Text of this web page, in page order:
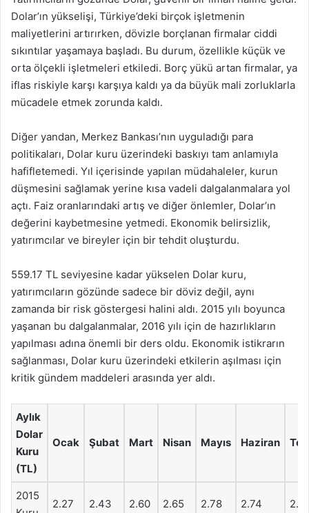
Dolar’ın yükselişi, Türkiye’deki birçok işletmenin
maliyetlerini artırırken, dövizle borçlanan firmalar ciddi
sıkıntılar yaşamaya başladı. Bu durum, özellikle küçük ve
orta ölçekli işletmeleri etkiledi. Borç yükü artan firmalar, ya
iflas riskiyle karşı karşıya kaldı ya da büyük mali zorluklarla
mücadele etmek zorunda kaldı.
Diğer yandan, Merkez Bankası’nın uyguladığı para
politikaları, Dolar kuru üzerindeki baskıyı tam anlamıyla
hafifletemedi. Yıl içerisinde yapılan müdahaleler, kurun
düşmesini sağlamak yerine kısa vadeli dalgalanmalara yol
açtı. Faiz oranlarındaki artış ve diğer önlemler, Dolar’ın
değerini kaybetmesine yetmedi. Ekonomik belirsizlik,
yatırımcılar ve bireyler için bir tehdit oluşturdu.
559.17 TL seviyesine kadar yükselen Dolar kuru,
yatırımcıların gözünde sadece bir döviz değil, aynı
zamanda bir risk göstergesi halini aldı. 2015 yılı boyunca
yaşanan bu dalgalanmalar, 2016 yılı için de hazırlıkların
yapılması adına önemli bir ders oldu. Ekonomik istikrarın
sağlanması, Dolar kuru üzerindeki etkilerin aşılması için
kritik gündem maddeleri arasında yer aldı.
Aylık
Dolar
Kuru
(TL)
Ocak Şubat Mart Nisan Mayıs Haziran
2015
2.27 2.43 2.60 2.65 2.78 2.74